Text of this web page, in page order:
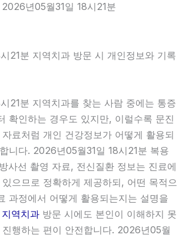
년05월31일 18시21분
21분 지역치과 방문 시 개인정보와 기록
21분 지역치과를 찾는 사람 중에는 통증
확인하는 경우도 있지만, 이럴수록 문진
료처럼 개인 건강정보가 어떻게 활용되
니다. 2026년05월31일 18시21분 복용
사선 촬영 자료, 전신질환 정보는 진료에
으므로 정확하게 제공하되, 어떤 목적으
과정에서 어떻게 활용되는지는 설명을
지역치과 방문 시에도 본인이 이해하지 못
행하는 편이 안전합니다. 2026년05월